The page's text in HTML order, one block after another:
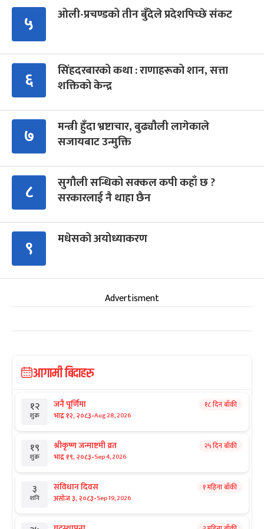
५ ओली-प्रचण्डको तीन बुँदेले प्रदेशपिच्छे संकट
६
सिंहदरबारको कथा : राणाहरूको शान, सत्ता
शक्तिको केन्द्र
७
मन्त्री हुँदा भ्रष्टाचार, बुढ्यौली लागेकाले
सजायबाट उन्मुक्ति
८
सुगौली सन्धिको सक्कल कपी कहाँ छ ?
सरकारलाई नै थाहा छैन
९ मधेसको अयोध्याकरण
Advertisment
आगामी बिदाहरु
१२
शुक्र
जनै पूर्णिमा
भाद्र १२, २०८३-Aug 28, 2026
१८ दिन बाँकी
१९
शुक्र
श्रीकृष्ण जन्माष्टमी व्रत
भाद्र १९, २०८३-Sep 4, 2026
२५ दिन बाँकी
३
शनि
संविधान दिवस
असोज ३, २०८३-Sep 19, 2026
१ महिना बाँकी